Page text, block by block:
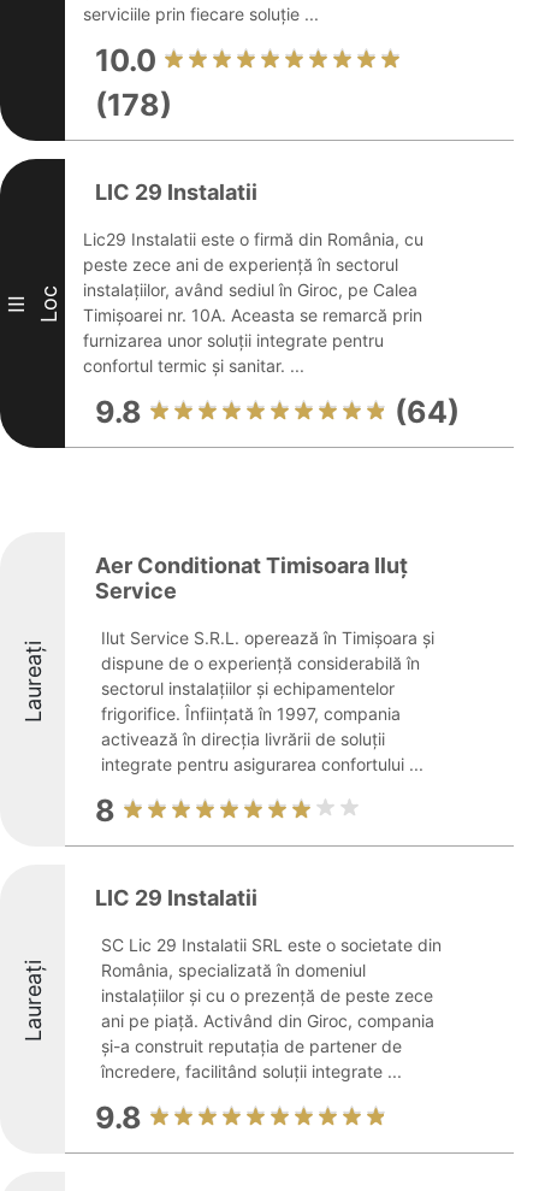
serviciile prin fiecare soluție ...
10.0
(178)
III Loc
LIC 29 Instalatii
Lic29 Instalatii este o firmă din România, cu
peste zece ani de experiență în sectorul
instalațiilor, având sediul în Giroc, pe Calea
Timișoarei nr. 10A. Aceasta se remarcă prin
furnizarea unor soluții integrate pentru
confortul termic și sanitar. ...
9.8 (64)
Laureați
Aer Conditionat Timisoara Iluț
Service
Ilut Service S.R.L. operează în Timișoara și
dispune de o experiență considerabilă în
sectorul instalațiilor și echipamentelor
frigorifice. Înființată în 1997, compania
activează în direcția livrării de soluții
integrate pentru asigurarea confortului ...
8
Laureați
LIC 29 Instalatii
SC Lic 29 Instalatii SRL este o societate din
România, specializată în domeniul
instalațiilor și cu o prezență de peste zece
ani pe piață. Activând din Giroc, compania
și-a construit reputația de partener de
încredere, facilitând soluții integrate ...
9.8